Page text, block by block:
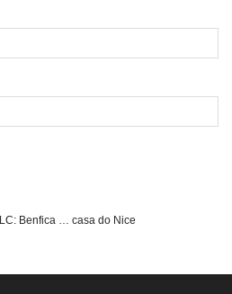
LC: Benfica … casa do Nice